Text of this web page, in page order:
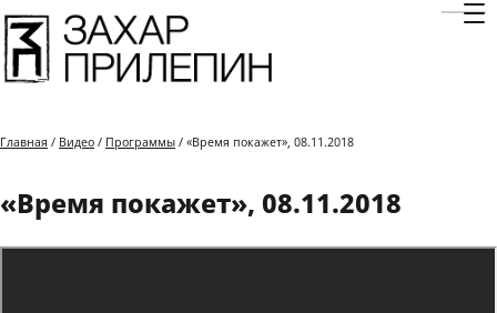
Главная / Видео / Программы / «Время покажет», 08.11.2018
«Время покажет», 08.11.2018